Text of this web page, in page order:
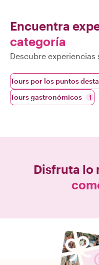
Encuentra
categoría
Descubre
Tours por los puntos
Tours gastronómicos 1
Disfruta lo